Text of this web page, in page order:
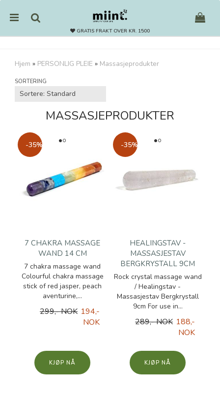
GRATIS FRAKT OVER KR. 1500
Hjem » PERSONLIG PLEIE » Massasjeprodukter
SORTERING
MASSASJEPRODUKTER
-35%
7 CHAKRA MASSAGE
WAND 14 CM
7 chakra massage wand
Colourful chakra massage
stick of red jasper, peach
aventurine,...
299,- NOK 194,-
NOK
KJØP
-35%
HEALINGSTAV -
MASSASJESTAV
BERGKRYSTALL 9CM
Rock crystal massage wand
/ Healingstav -
Massasjestav Bergkrystall
9cm For use in...
289,- NOK 188,-
NOK
KJØP